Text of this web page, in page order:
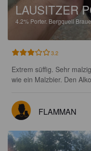
LAUSITZER
4.2% Porter. Bergquell
3.2
Extrem süffig. Sehr
wie ein Malzbier. Den
FLAMMAN